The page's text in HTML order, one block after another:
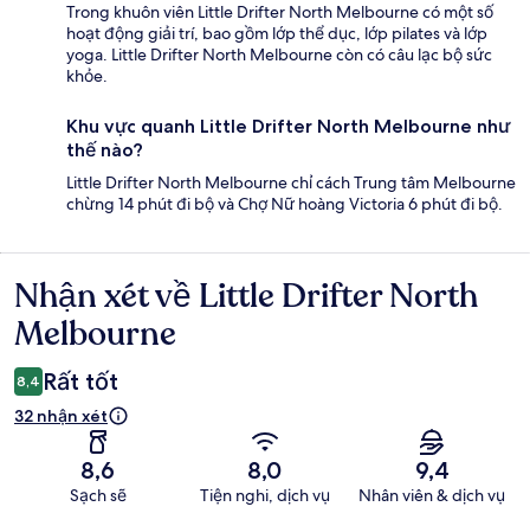
Trong khuôn viên Little Drifter North Melbourne có một số
hoạt động giải trí, bao gồm lớp thể dục, lớp pilates và lớp
yoga. Little Drifter North Melbourne còn có câu lạc bộ sức
khỏe.
Khu vực quanh Little Drifter North Melbourne như
thế nào?
Little Drifter North Melbourne chỉ cách Trung tâm Melbourne
chừng 14 phút đi bộ và Chợ Nữ hoàng Victoria 6 phút đi bộ.
Nhận
xét
Nhận xét về Little Drifter North
Melbourne
8,4 Rất tốt
32 nhận xét
8,6
Sạch sẽ
8,0
Tiện nghi, dịch vụ
9,4
Nhân viên & dịch vụ